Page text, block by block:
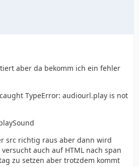
aber da bekomm ich ein fehler
TypeError: audiourl.play is not
src richtig raus aber dann wird
auch auf HTML nach span
zu setzen aber trotzdem kommt